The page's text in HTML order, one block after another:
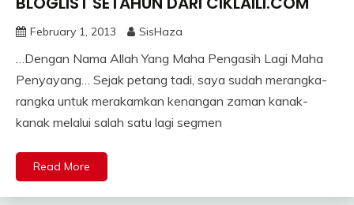
February 1, 2013 SisHaza
…Dengan Nama Allah Yang Maha Pengasih Lagi Maha
Penyayang… Sejak petang tadi, saya sudah merangka-
rangka untuk merakamkan kenangan zaman kanak-
kanak melalui salah satu lagi segmen
Read More